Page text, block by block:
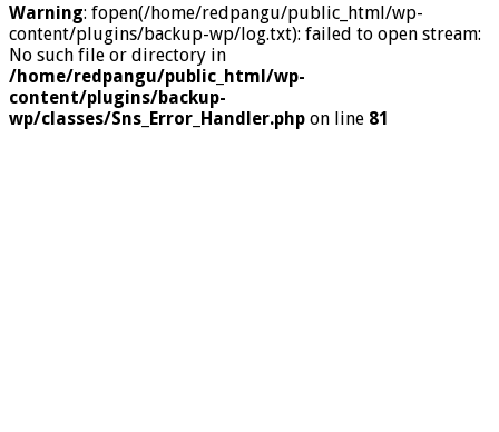
Warning: fopen(/home/redpangu/public_html/wp-
content/plugins/backup-wp/log.txt): failed to open stream:
No such file or directory in
/home/redpangu/public_html/wp-
content/plugins/backup-
wp/classes/Sns_Error_Handler.php on line 81